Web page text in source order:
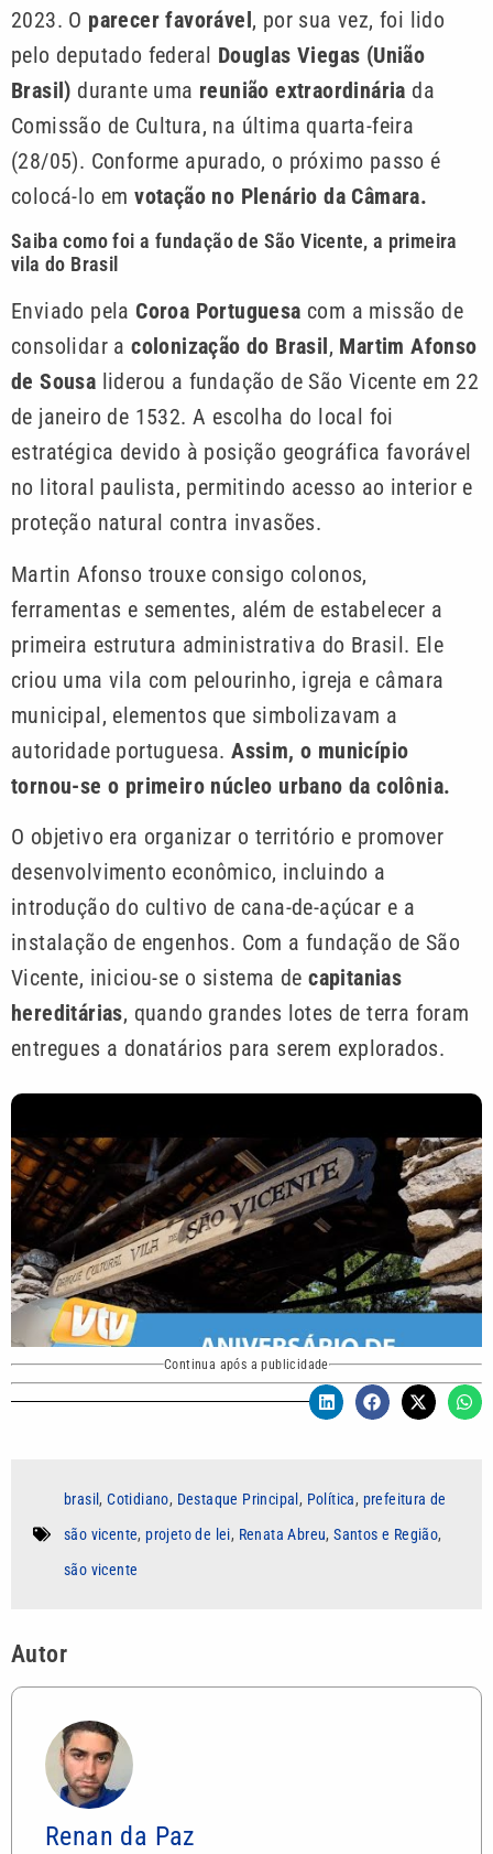
2023. O parecer favorável, por sua vez, foi lido
pelo deputado federal Douglas Viegas (União
Brasil) durante uma reunião extraordinária da
Comissão de Cultura, na última quarta-feira
(28/05). Conforme apurado, o próximo passo é
colocá-lo emvotação no Plenário da Câmara.
Saiba como foi a fundação de São Vicente, a primeira
vila do Brasil
Enviado pela Coroa Portuguesa com a missão de
consolidar acolonização do Brasil , Martim Afonso
de Sousa liderou a fundação de São Vicente em 22
de janeiro de 1532. A escolha do local foi
estratégica devido à posição geográfica favorável
no litoral paulista, permitindo acesso ao interior e
proteção natural contra invasões.
Martin Afonso trouxe consigo colonos,
ferramentas e sementes, além de estabelecer a
primeira estrutura administrativa do Brasil. Ele
criou uma vila com pelourinho, igreja e câmara
municipal, elementos que simbolizavam a
autoridade portuguesa.Assim, o município
tornou-se o primeiro núcleo urbano da colônia.
O objetivo era organizar o território e promover
desenvolvimento econômico, incluindo a
introdução do cultivo de cana-de-açúcar e a
instalação de engenhos. Com a fundação de São
Vicente, iniciou-se o sistema decapitanias
hereditárias, quando grandes lotes de terra foram
entregues a donatários para serem explorados.
Continua após a publicidade
brasil ,Cotidiano, Destaque Principal , Política, prefeitura de
são vicente, projeto de lei, Renata Abreu,Santos e Região,
são vicente
Autor
Renan da Paz